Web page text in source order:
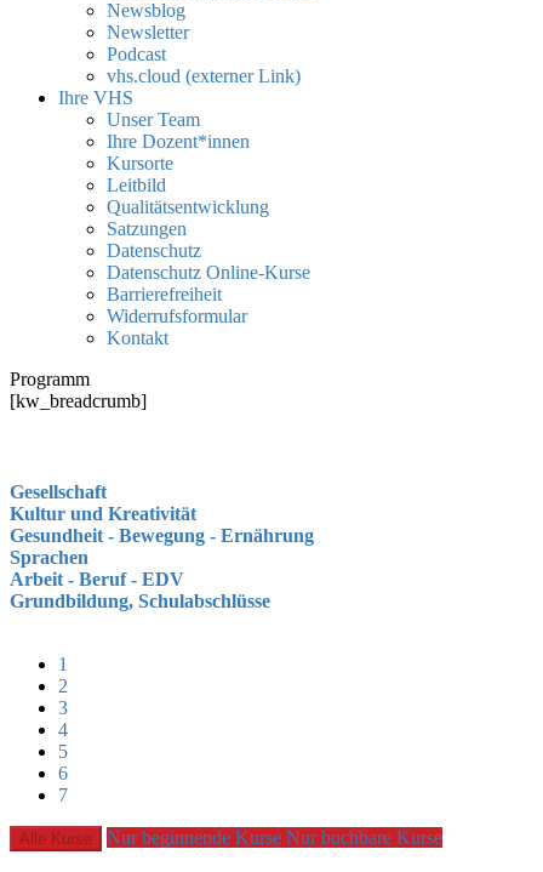
Newsblog
Newsletter
Podcast
vhs.cloud (externer Link)
Ihre VHS
Unser Team
Ihre Dozent*innen
Kursorte
Leitbild
Qualitätsentwicklung
Satzungen
Datenschutz
Datenschutz Online-Kurse
Barrierefreiheit
Widerrufsformular
Kontakt
Programm
[kw_breadcrumb]
Gesellschaft
Kultur und Kreativität
Gesundheit - Bewegung - Ernährung
Sprachen
Arbeit - Beruf - EDV
Grundbildung, Schulabschlüsse
1
2
3
4
5
6
7
Alle Kurse Nur beginnende Kurse Nur buchbare Kurse